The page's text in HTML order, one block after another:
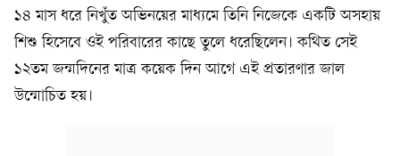
১৪ মাস ধরে নিখুঁত অভিনয়ের মাধ্যমে তিনি নিজেকে একটি অসহায়
শিশু হিসেবে ওই পরিবারের কাছে তুলে ধরেছিলেন। কথিত সেই
১২তম জন্মদিনের মাত্র কয়েক দিন আগে এই প্রতারণার জাল
উন্মোচিত হয়।